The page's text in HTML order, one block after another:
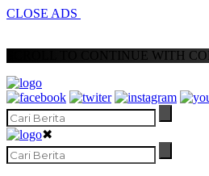
CLOSE ADS
SCROLL TO CONTINUE WITH
✖